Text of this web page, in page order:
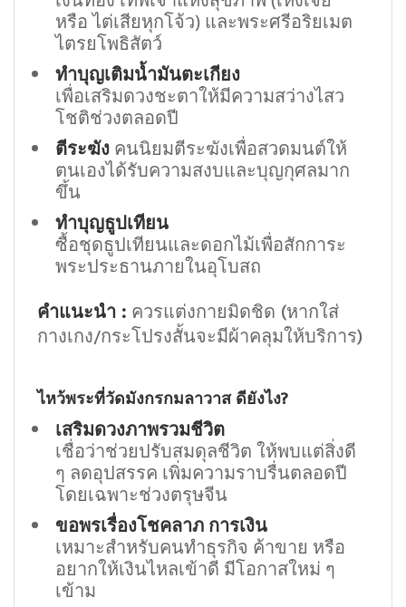
หรือ ไต่เสียหุกโจ้ว) และพระศรีอริยเมต
ไตรยโพธิสัตว์
ทำบุญเติมน้ำมันตะเกียง
เพื่อเสริมดวงชะตาให้มีความสว่างไสว
โชติช่วงตลอดปี
ตีระฆัง คนนิยมตีระฆังเพื่อสวดมนต์ให้
ตนเองได้รับความสงบและบุญกุศลมาก
ขึ้น
ทำบุญธูปเทียน
ซื้อชุดธูปเทียนและดอกไม้เพื่อสักการะ
พระประธานภายในอุโบสถ
คำแนะนำ : ควรแต่งกายมิดชิด (หากใส่
กางเกง/กระโปรงสั้นจะมีผ้าคลุมให้บริการ)
ไหว้พระที่วัดมังกรกมลาวาส ดียังไง?
เสริมดวงภาพรวมชีวิต
เชื่อว่าช่วยปรับสมดุลชีวิต ให้พบแต่สิ่งดี
ๆ ลดอุปสรรค เพิ่มความราบรื่นตลอดปี
โดยเฉพาะช่วงตรุษจีน
ขอพรเรื่องโชคลาภ การเงิน
เหมาะสำหรับคนทำธุรกิจ ค้าขาย หรือ
อยากให้เงินไหลเข้าดี มีโอกาสใหม่ ๆ
เข้าม